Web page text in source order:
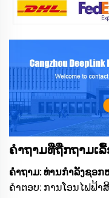
ຄຳຖາມທີ່ຖືກຖາມເ
ຄຳຖາມ: ທ່ານກຳລັງຊອ
ຄຳຕອບ: ການໂອນໄຟຟ້າ